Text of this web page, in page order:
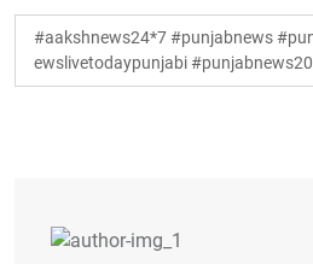
#aakshnews24*7 #punjabnews
ewslivetodaypunjabi